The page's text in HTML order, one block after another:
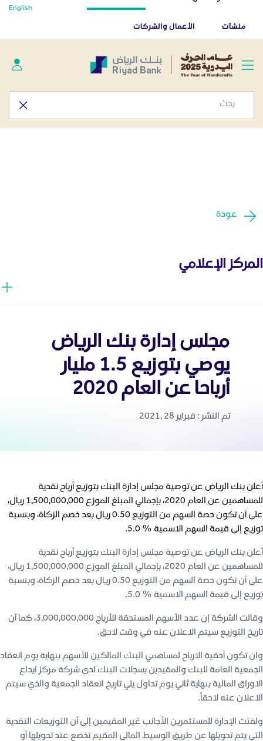
أخبار صحفية - المركز الإعلامي
تطبيق بنك الرياض
منشآت الأعمال والشركات
English
عودة
المركز الإعلامي
مجلس إدارة بنك الرياض
يوصي بتوزيع 1.5 مليار
أرباحا عن العام 2020
تم النشر : فبراير 28 ,2021
أعلن بنك الرياض عن توصية مجلس إدارة البنك بتوزيع أرباح نقدية
للمساهمين عن العام 2020، بإجمالي المبلغ الموزع 1,500,000,000 ريال،
على أن تكون حصة السهم من التوزيع 0.50 ريال بعد خصم الزكاة، وبنسبة
توزيع إلى قيمة السهم الاسمية % 5.0.
أعلن بنك الرياض عن توصية مجلس إدارة البنك بتوزيع أرباح نقدية
للمساهمين عن العام 2020، بإجمالي المبلغ الموزع 1,500,000,000 ريال،
على أن تكون حصة السهم من التوزيع 0.50 ريال بعد خصم الزكاة، وبنسبة
توزيع إلى قيمة السهم الاسمية % 5.0.
وقالت الشركة إن عدد الأسهم المستحقة للأرباح 3,000,000,000، كما أن
تاريخ التوزيع سيتم الاعلان عنه في وقت لاحق.
وان تكون أحقية الارباح لمساهمي البنك المالكين للأسهم بنهاية يوم انعقاد
الجمعية العامة للبنك والمقيدين بسجلات البنك لدى شركة مركز ايداع
الاوراق المالية بنهاية ثاني يوم تداول يلي تاريخ انعقاد الجمعية والذي سيتم
الاعلان عنه لاحقاً.
ولفتت الإدارة للمستثمرين الأجانب غير المقيمين إلى أن التوزيعات النقدية
التي يتم تحويلها عن طريق الوسيط المالي المقيم تخضع عند تحويلها أو